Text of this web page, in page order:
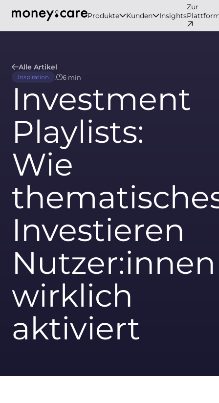
Produkte Kunden Insights
Zur
Alle Artikel
Inspiration 6 min
Investment
Playlists:
Wie
Investieren
Nutzer:innen
wirklich
aktiviert